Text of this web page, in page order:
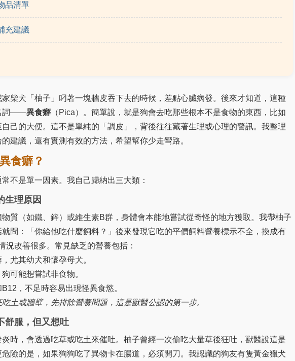
品清單
充建議
柴犬「柚子」叼著一塊牆皮吞下去的時候，差點心臟病發。後來才知道，這種
詞——異食癖 （Pica）。簡單說，就是狗會去吃那些根本不是食物的東西，比如
己的大便。這不是單純的「調皮」，背後往往藏著生理或心理的警訊。我整理
建議，還有實測有效的方法，希望幫你少走彎路。
食癖？
不是單一因素。我自己歸納出三大類：
生理原因
質（如鐵、鋅）或維生素B群，身體會本能地嘗試從奇怪的地方獲取。我帶柚子
問：「你給他吃什麼飼料？」後來發現它吃的平價飼料營養標示不全，換成有
況改善很多。常見缺乏的營養包括：
尤其幼犬和懷孕母犬。
可能想嘗試非食物。
B12，不足時容易出現怪異食慾。
土或牆壁，先排除營養問題，這是獸醫公認的第一步。
舒服，但又想吐
時，會透過吃草或吃土來催吐。柚子曾經一次偷吃大量草後狂吐，獸醫說這是
危險的是，如果狗狗吃了異物卡在腸道，必須開刀。我認識的狗友有隻黃金獵犬